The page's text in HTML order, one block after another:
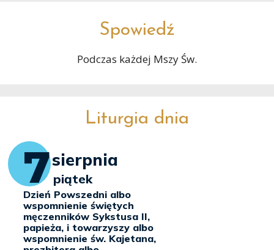
Spowiedź
Podczas każdej Mszy Św.
Liturgia dnia